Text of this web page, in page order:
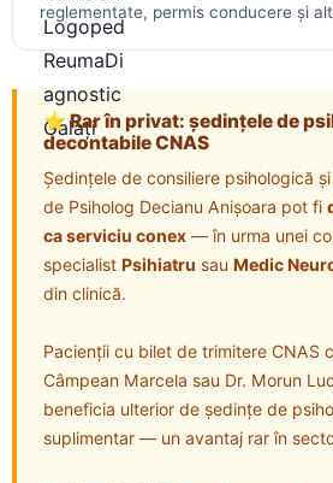
reglementate, permis conducere și
⭐ Rar în privat: ședințele de
decontabile CNAS
Ședințele de consiliere psihologică
de Psiholog Decianu Anișoara pot fi
ca serviciu conex — în urma unei
specialist Psihiatru sau Medic
din clinică.
Pacienții cu bilet de trimitere CNAS
Câmpean Marcela sau Dr. Morun
beneficia ulterior de ședințe de
suplimentar — un avantaj rar în